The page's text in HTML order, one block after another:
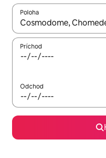
Poloha
Keď budú výsledky k
Príchod
Odchod